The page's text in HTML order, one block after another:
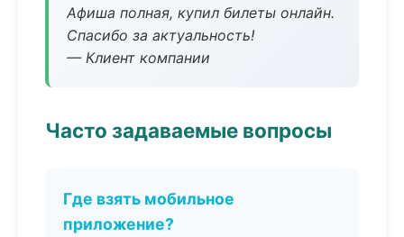
Афиша полная, купил билеты онлайн.
Спасибо за актуальность!
— Клиент компании
Часто задаваемые вопросы
Где взять мобильное
приложение?